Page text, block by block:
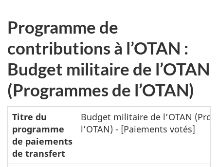
Programme de
contributions à l’OTAN :
Budget militaire de l’OTAN
(Programmes de l’OTAN)
Titre du
programme
de paiements
de transfert
Budget militaire de l’OTAN
l’OTAN) - [Paiements votés]